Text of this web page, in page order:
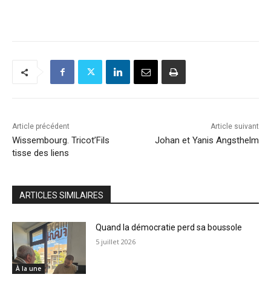
Article précédent
Wissembourg. Tricot’Fils
tisse des liens
Article suivant
Johan et Yanis Angsthelm
ARTICLES SIMILAIRES
À la une
Quand la démocratie perd sa boussole
5 juillet 2026